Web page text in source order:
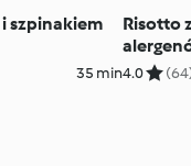
szpinakiem
35 min
Risotto
4.0